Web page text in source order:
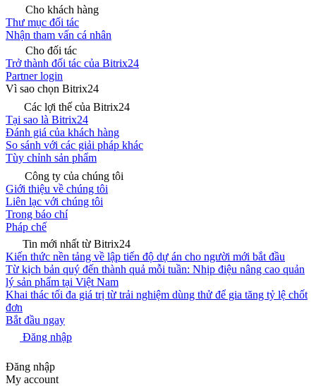
Cho khách hàng
Thư mục đối tác
Nhận tham vấn cá nhân
Cho đối tác
Trở thành đối tác của Bitrix24
Partner login
Vì sao chọn Bitrix24
Các lợi thế của Bitrix24
Tại sao là Bitrix24
Đánh giá của khách hàng
So sánh với các giải pháp khác
Tùy chỉnh sản phẩm
Công ty của chúng tôi
Giới thiệu về chúng tôi
Liên lạc với chúng tôi
Trong báo chí
Pháp chế
Tin mới nhất từ Bitrix24
Kiến thức nền tảng về lập tiến độ dự án cho người mới bắt đầu
Từ kịch bản quý đến thành quả mỗi tuần: Nhịp điệu nâng cao quản
lý sản phẩm tại Việt Nam
Khai thác tối đa giá trị từ trải nghiệm dùng thử để gia tăng tỷ lệ chốt
đơn
Bắt đầu ngay
Đăng nhập
Đăng nhập
My account